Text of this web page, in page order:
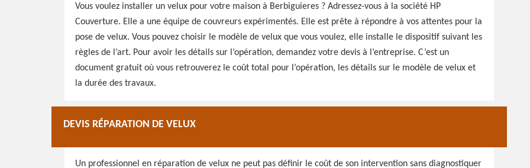
Vous voulez installer un velux pour votre maison à Berbiguieres ? Adressez-vous à la société HP
Couverture. Elle a une équipe de couvreurs expérimentés. Elle est prête à répondre à vos attentes pour la
pose de velux. Vous pouvez choisir le modèle de velux que vous voulez, elle installe le dispositif suivant les
règles de l’art. Pour avoir les détails sur l’opération, demandez votre devis à l’entreprise. C’est un
document gratuit où vous retrouverez le coût total pour l’opération, les détails sur le modèle de velux et
la durée des travaux.
DEVIS RÉPARATION DE VELUX
Un professionnel en réparation de velux ne peut pas définir le coût de son intervention sans diagnostiquer